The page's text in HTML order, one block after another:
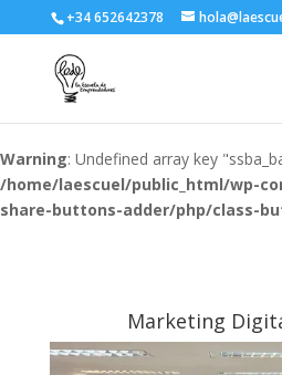
+34 652642378
Warning: Undefined array key
/home/laescuel/public_html/wp-
share-buttons-adder/php/class-
Marketing